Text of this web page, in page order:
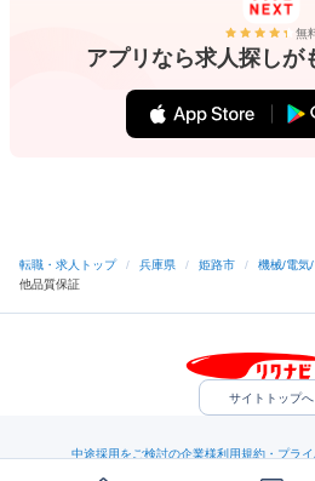
無
アプリなら求人探しが
転職・求人トップ / 兵庫県 / 姫路市 / 機械/電気
他品質保証
サイトトップへ
中途採用をご検討の企業様利用規約・プラ